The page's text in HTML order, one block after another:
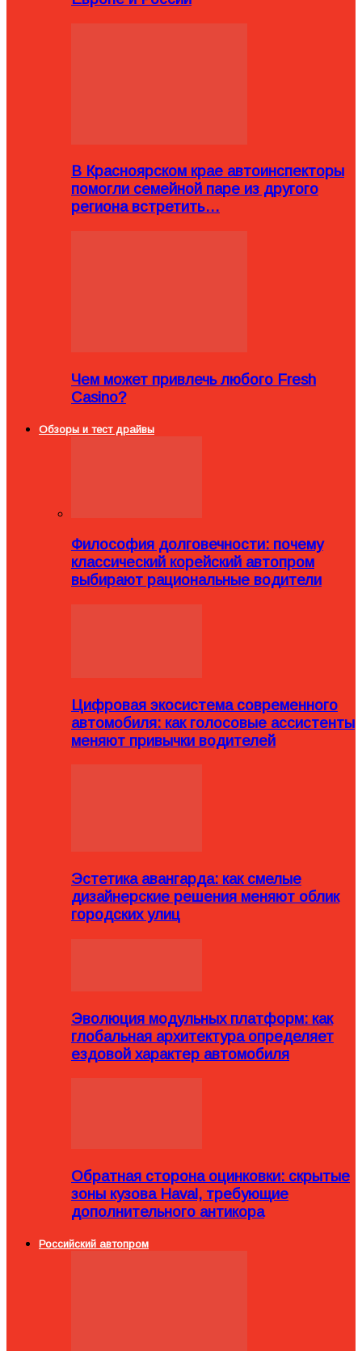
В Красноярском крае автоинспекторы
помогли семейной паре из другого
региона встретить…
Чем может привлечь любого Fresh
Casino?
Обзоры и тест драйвы
Философия долговечности: почему
классический корейский автопром
выбирают рациональные водители
Цифровая экосистема современного
автомобиля: как голосовые ассистенты
меняют привычки водителей
Эстетика авангарда: как смелые
дизайнерские решения меняют облик
городских улиц
Эволюция модульных платформ: как
глобальная архитектура определяет
ездовой характер автомобиля
Обратная сторона оцинковки: скрытые
зоны кузова Haval, требующие
дополнительного антикора
Российский автопром